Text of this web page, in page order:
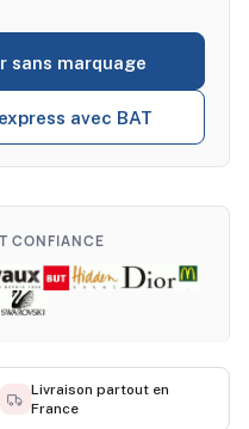
sans marquage
avec BAT
CONFIANCE
Livraison partout en
France